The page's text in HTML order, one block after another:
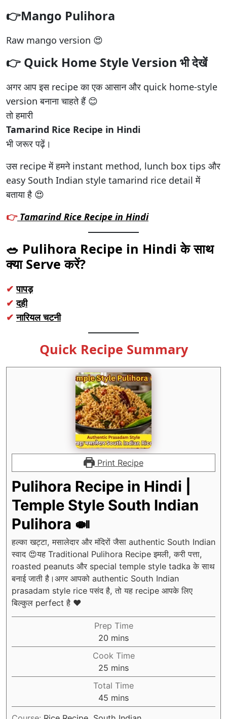
👉Mango Pulihora
Raw mango version 😍
👉 Quick Home Style Version भी देखें
अगर आप इस recipe का एक आसान और quick home-style
version बनाना चाहते हैं 😊
तो हमारी
Tamarind Rice Recipe in Hindi
भी जरूर पढ़ें।
उस recipe में हमने instant method, lunch box tips और
easy South Indian style tamarind rice detail में
बताया है 😍
👉 Tamarind Rice Recipe in Hindi
🥗 Pulihora Recipe in Hindi के साथ
क्या Serve करें?
✔पापड़
✔दही
✔नारियल चटनी
Quick Recipe Summary
Print Recipe
Pulihora Recipe in Hindi |
Temple Style South Indian
Pulihora 🍛
हल्का खट्टा, मसालेदार और मंदिरों जैसा authentic South Indian
स्वाद 😍यह Traditional Pulihora Recipe इमली, करी पत्ता,
roasted peanuts और special temple style tadka के साथ
बनाई जाती है।अगर आपको authentic South Indian
prasadam style rice पसंद है, तो यह recipe आपके लिए
बिल्कुल perfect है ❤️
Prep Time
20 minutes
mins
Cook Time
25 minutes
mins
Total Time
45 minutes
mins